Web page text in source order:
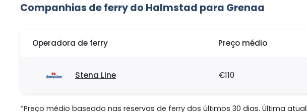
Companhias de ferry do Halmstad para Grenaa
Operadora de ferry Preço médio
Stena Line €110
*Preço médio baseado nas reservas de ferry dos últimos 30 dias. Última